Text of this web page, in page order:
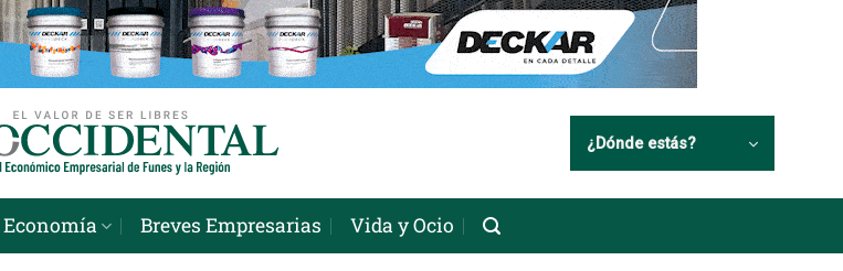
¿Dónde estás?
Breves Empresarias Vida y Ocio